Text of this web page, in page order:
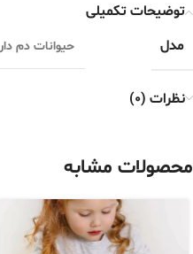
توضیحات تکمیلی
مدل
حیوانات دم دار
نظرات (0)
محصولات مشابه